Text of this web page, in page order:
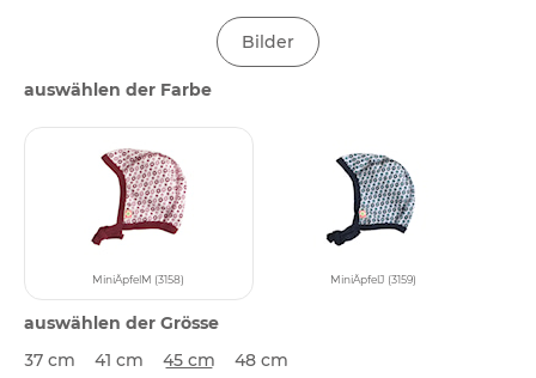
Bilder
auswählen der Farbe
MiniÄpfelM (3158) MiniÄpfelJ (3159)
auswählen der Grösse
37 cm
41 cm 45 cm
48 cm